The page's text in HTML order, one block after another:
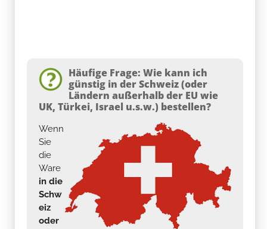
Häufige Frage: Wie kann ich
günstig in der Schweiz (oder
Ländern außerhalb der EU wie
UK, Türkei, Israel u.s.w.) bestellen?
Wenn
Sie
die
Ware
in die
Schw
eiz
oder